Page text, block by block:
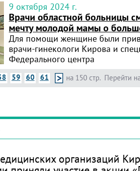
9 октября 2024 г.
Врачи областной больницы
мечту молодой мамы о
Для помощи женщине были
врачи-гинекологи Кирова и
Федерального центра
Перейти
59 60 61 на 150 стр.
организаций